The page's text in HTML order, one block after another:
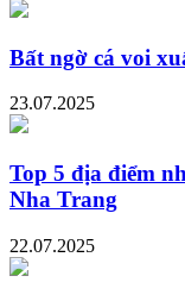
Bất ngờ cá voi
23.07.2025
Top 5 địa điểm
Nha Trang
22.07.2025